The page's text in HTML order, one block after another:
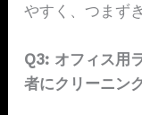
やすく、つまず
Q3: オフィス用
者にクリーニン